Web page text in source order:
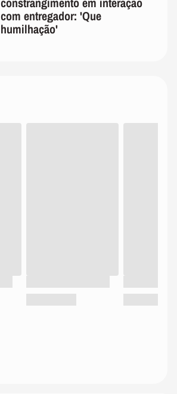
com entregador: 'Que
humilhação'